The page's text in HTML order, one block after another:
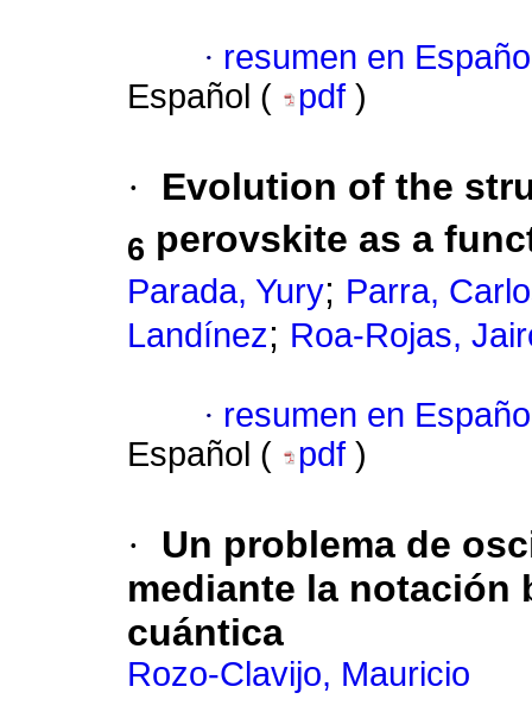
· resumen en
Español (
pdf )
· Evolution of the
6 perovskite as a
Parada, Yury; Parra,
Landínez; Roa-Rojas,
· resumen en
Español (
pdf )
·
Un problema de
mediante la notación
cuántica
Rozo-Clavijo, Mauricio